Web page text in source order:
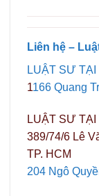
Liên hệ –
LUẬT SƯ TẠI
1166 Quang
LUẬT SƯ TẠI
389/74/6 Lê
TP. HCM
204 Ngô